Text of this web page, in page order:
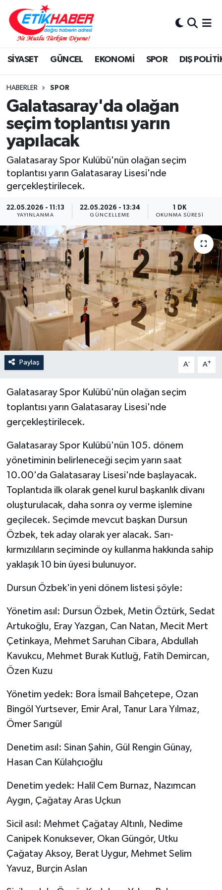
SİYASET GÜNCEL EKONOMİ SPOR DIŞ
HABERLER SPOR
Galatasaray'da olağan
seçim toplantısı yarın
yapılacak
Galatasaray Spor Kulübü'nün olağan seçim
toplantısı yarın Galatasaray Lisesi'nde
gerçekleştirilecek.
22.05.2026 - 11:13
YAYINLANMA
22.05.2026 - 13:34
GÜNCELLEME
1 DK
OKUNMA SÜRESI
Paylaş A- A+
Galatasaray Spor Kulübü'nün olağan seçim
toplantısı yarın Galatasaray Lisesi'nde
gerçekleştirilecek.
Galatasaray Spor Kulübü'nün 105. dönem
yönetiminin belirleneceği seçim yarın saat
10.00'da Galatasaray Lisesi'nde başlayacak.
Toplantıda ilk olarak genel kurul başkanlık divanı
oluşturulacak, daha sonra oy verme işlemine
geçilecek. Seçimde mevcut başkan Dursun
Özbek, tek aday olarak yer alacak. Sarı-
kırmızılıların seçiminde oy kullanma hakkında sahip
yaklaşık 10 bin üyesi bulunuyor.
Dursun Özbek'in yeni dönem listesi şöyle:
Yönetim asıl: Dursun Özbek, Metin Öztürk, Sedat
Artukoğlu, Eray Yazgan, Can Natan, Mecit Mert
Çetinkaya, Mehmet Saruhan Cibara, Abdullah
Kavukcu, Mehmet Burak Kutluğ, Fatih Demircan,
Özen Kuzu
Yönetim yedek: Bora İsmail Bahçetepe, Ozan
Bingöl Yurtsever, Emir Aral, Tanur Lara Yılmaz,
Ömer Sarıgül
Denetim asıl: Sinan Şahin, Gül Rengin Günay,
Hasan Can Külahçıoğlu
Denetim yedek: Halil Cem Burnaz, Nazımcan
Aygın, Çağatay Aras Uçkun
Sicil asıl: Mehmet Çağatay Altınlı, Nedime
Canipek Konuksever, Okan Güngör, Utku
Çağatay Aksoy, Berat Uygur, Mehmet Selim
Yavuz, Burçin Aslan
BİLİM-TEKNOLOJİ
DIŞ POLİTİKA
DÜNYA
EĞİTİM GENÇLİK
EKONOMİ
KÖŞE YAZILARI
KÜLTÜR-SANAT-MAGAZİN
MEDYA
ÖZEL HABER
RÖPORTAJLAR
SAĞLIK
SİYASET
GÜNCEL
SPOR
YAŞAM
Yerel
Nöbetçi Eczaneler
Hava Durumu
İstanbul Namaz Vakitleri
Trafik Durumu
Süper Lig Puan Durumu ve Fikstür
Tüm Manşetler
Son Dakika Haberleri
Haber Arşivi